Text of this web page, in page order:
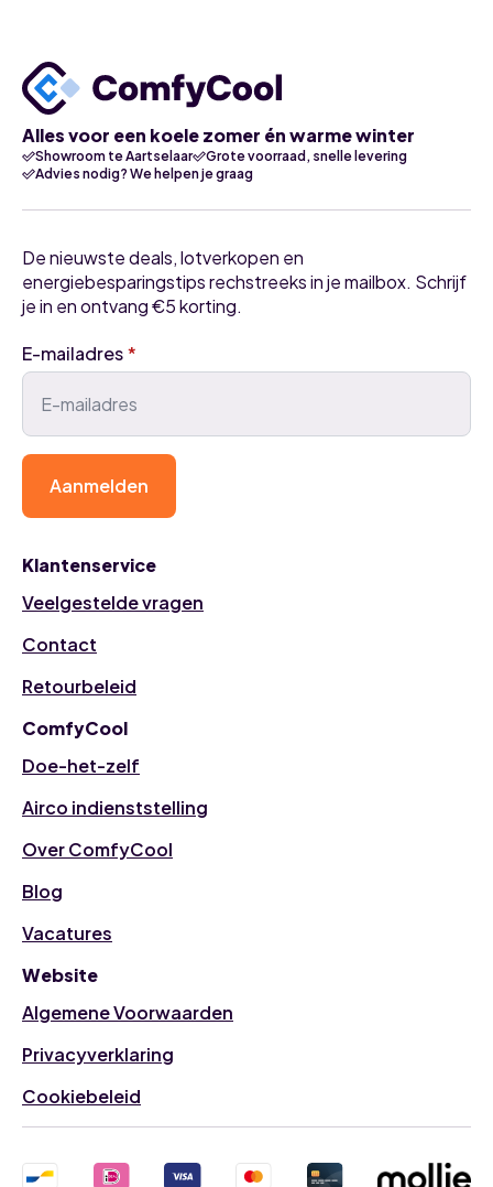
Alles voor een koele zomer én warme winter
Showroom te Aartselaar
Grote voorraad, snelle levering
Advies nodig? We helpen je graag
Klantenservice
Veelgestelde vragen
Contact
Retourbeleid
ComfyCool
Doe-het-zelf
Airco indienststelling
Over ComfyCool
Blog
Vacatures
Website
Algemene Voorwaarden
Privacyverklaring
Cookiebeleid
De nieuwste deals, lotverkopen en
energiebesparingstips rechstreeks in je mailbox. Schrijf
je in en ontvang €5 korting.
E-mailadres*
Aanmelden